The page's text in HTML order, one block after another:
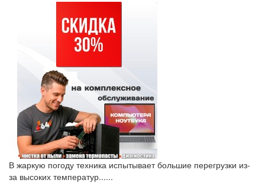
В жаркую погоду техника испытывает большие перегрузки из-
за высоких температур......